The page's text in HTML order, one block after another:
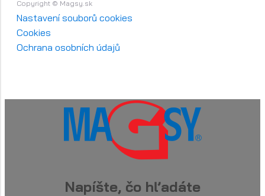
Copyright © Magsy.sk
Nastavení souborů cookies
Cookies
Ochrana osobních údajů
Napíšte, čo hľadáte